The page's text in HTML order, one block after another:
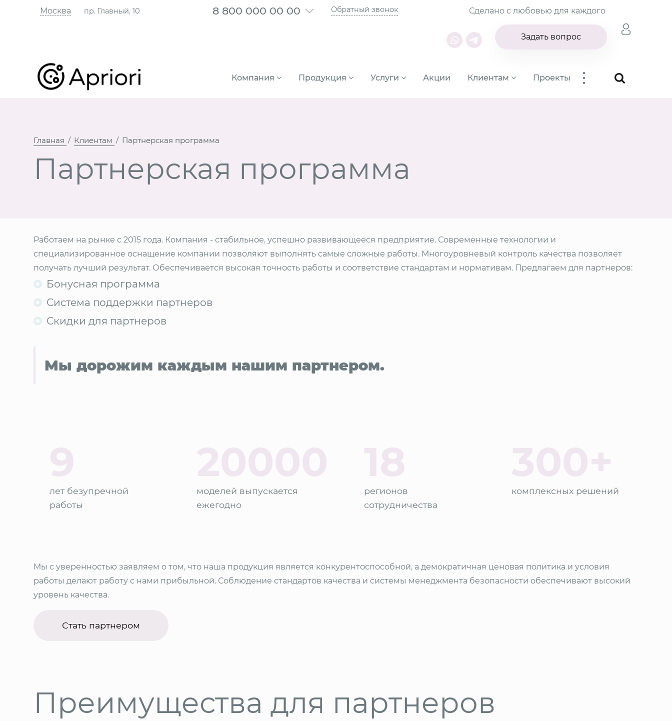
Москва пр. Главный, 10 8 800 000 00 00 Обратный звонок Сделано с любовью для каждого
Задать вопрос
Компания Продукция Услуги Акции Клиентам Проекты ...
Главная Клиентам Партнерская программа
Партнерская программа
Работаем на рынке с 2015 года. Компания - стабильное, успешно развивающееся предприятие. Современные технологии и
специализированное оснащение компании позволяют выполнять самые сложные работы. Многоуровневый контроль качества позволяет
получать лучший результат. Обеспечивается высокая точность работы и соответствие стандартам и нормативам. Предлагаем для партнеров:
Бонусная программа
Система поддержки партнеров
Скидки для партнеров
Мы дорожим каждым нашим партнером.
лет безупречной
работы
моделей выпускается
ежегодно
регионов
сотрудничества
комплексных решений
Мы с уверенностью заявляем о том, что наша продукция является конкурентоспособной, а демократичная ценовая политика и условия
работы делают работу с нами прибыльной. Соблюдение стандартов качества и системы менеджмента безопасности обеспечивают высокий
уровень качества.
Стать партнером
Преимущества для партнеров